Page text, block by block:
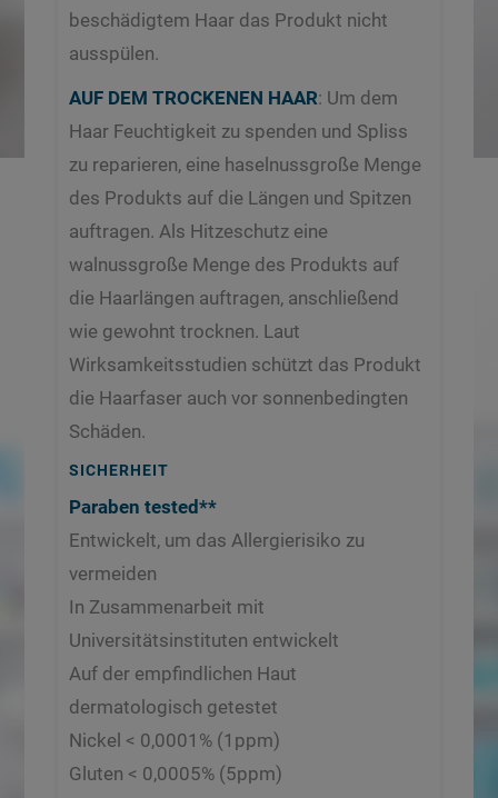
beschädigtem Haar das Produkt nicht
ausspülen.
AUF DEM TROCKENEN HAAR: Um dem
Haar Feuchtigkeit zu spenden und Spliss
zu reparieren, eine haselnussgroße Menge
des Produkts auf die Längen und Spitzen
auftragen. Als Hitzeschutz eine
walnussgroße Menge des Produkts auf
die Haarlängen auftragen, anschließend
wie gewohnt trocknen. Laut
Wirksamkeitsstudien schützt das Produkt
die Haarfaser auch vor sonnenbedingten
Schäden.
SICHERHEIT
​Paraben tested**
Entwickelt, um das Allergierisiko zu
vermeiden
In Zusammenarbeit mit
Universitätsinstituten entwickelt
Auf der empfindlichen Haut
dermatologisch getestet
Nickel < 0,0001% (1ppm)
Gluten < 0,0005% (5ppm)